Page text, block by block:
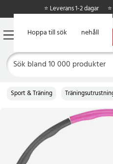
Hoppa till huvudinnehåll
Hoppa till sök
⭐ Leverans 1-2 dagar
Sport & Träning